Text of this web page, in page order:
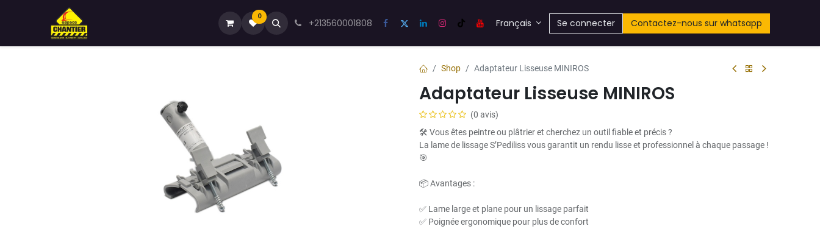
Contactez-nous💬 Forum Blog
0
+213560001808 Français Se connecter Contactez-nous sur whatsapp
Shop Adaptateur Lisseuse MINIROS
Adaptateur Lisseuse MINIROS
(0 avis)
🛠️ Vous êtes peintre ou plâtrier et cherchez un outil fiable et précis ?
La lame de lissage S’Pediliss vous garantit un rendu lisse et professionnel à chaque passage !
🎯
📦 Avantages :
✅ Lame large et plane pour un lissage parfait
✅ Poignée ergonomique pour plus de confort